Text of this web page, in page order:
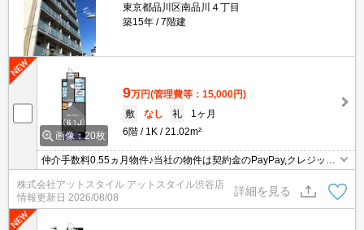
東京都品川区南品川４丁目
築15年
7階建
画像：20枚
9万円(管理費等：15,000円)
敷
なし 礼
1ヶ月
6階
1K 21.02m²
仲介手数料0.55ヵ月物件♪当社の物件は契約金のPayPay,クレジット
払い可能♪引越業者の料金割引有☆家具家電のレンタル可能♪
株式会社アットスタイル アットスタイル渋谷店
情報更新日 2026/08/08
詳細を見る